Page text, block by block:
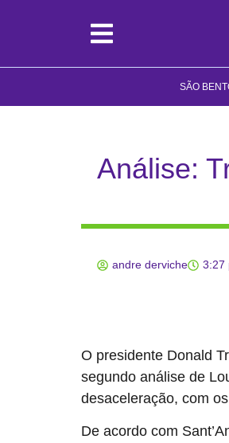
SÃO
Análise:
andre derviche 3:27
O presidente Donald
segundo análise de
desaceleração, com
De acordo com